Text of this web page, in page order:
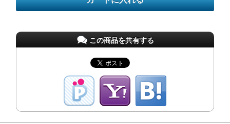
この商品を共有する